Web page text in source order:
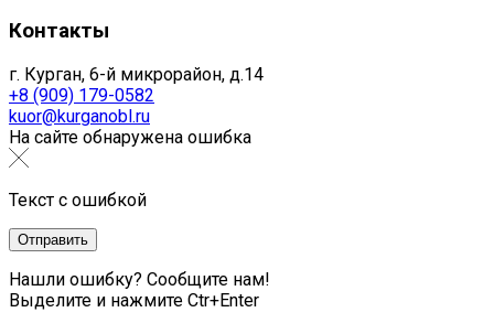
Контакты
г. Курган, 6-й микрорайон, д.14
+8 (909) 179-0582
kuor@kurganobl.ru
На сайте обнаружена ошибка
Текст с ошибкой
Нашли ошибку? Сообщите нам!
Выделите и нажмите Ctr+Enter